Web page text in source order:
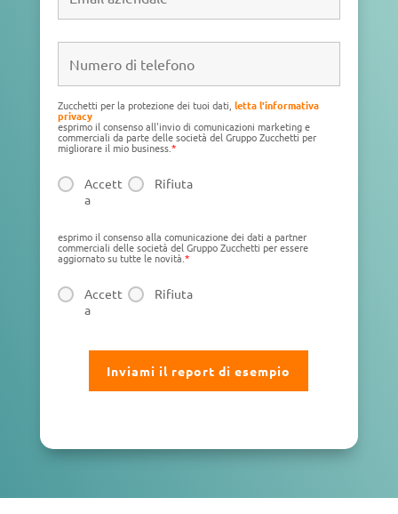
Zucchetti per la protezione dei tuoi dati, letta l'informativa
privacy
esprimo il consenso all'invio di comunicazioni marketing e
commerciali da parte delle società del Gruppo Zucchetti per
migliorare il mio business.*
Accett
a
Rifiuta
esprimo il consenso alla comunicazione dei dati a partner
commerciali delle società del Gruppo Zucchetti per essere
aggiornato su tutte le novità. *
Accett
a
Rifiuta